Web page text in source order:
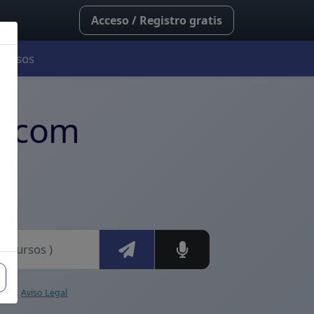
Acceso / Registro gratis
Aviso Legal